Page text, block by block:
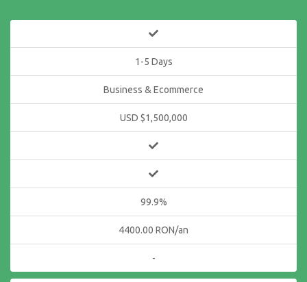
1-5 Days
Business & Ecommerce
USD $1,500,000
99.9%
4400.00 RON/an
-